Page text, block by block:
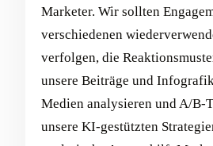
Marketer. Wir sollten
verschiedenen
verfolgen, die
unsere Beiträge und
Medien analysieren und A/B-
unsere KI-gestützten